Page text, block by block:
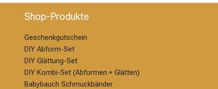
Shop-Produkte
Geschenkgutschein
DIY Abform-Set
DIY Glättung-Set
DIY Kombi-Set (Abformen + Glätten)
Babybauch Schmuckbänder